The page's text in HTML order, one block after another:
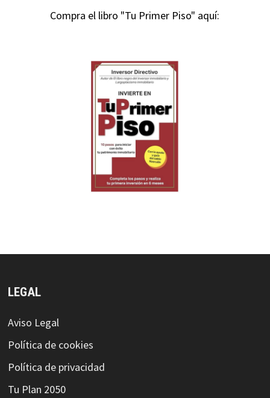
Compra el libro "Tu Primer Piso" aquí:
LEGAL
Aviso Legal
Política de cookies
Política de privacidad
Tu Plan 2050